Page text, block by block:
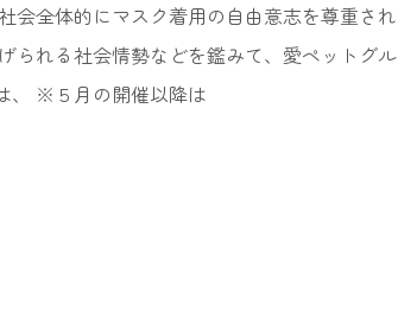
会全体的にマスク着用の自由意志を尊重され
られる社会情勢などを鑑みて、愛ペットグル
、 ※５月の開催以降は